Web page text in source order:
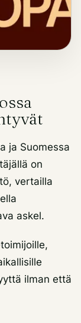
ja Suomessa
on
vertailla
askel.
ilman että